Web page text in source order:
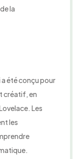
la
a été conçu pour
créatif, en
Les
les